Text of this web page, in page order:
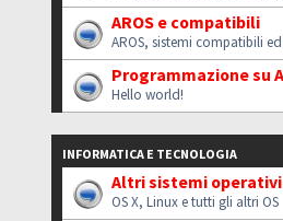
AROS e compatibili
AROS, sistemi compatibili
Programmazione su
Hello world!
INFORMATICA E TECNOLOGIA
Altri sistemi operativi
OS X, Linux e tutti gli altri OS